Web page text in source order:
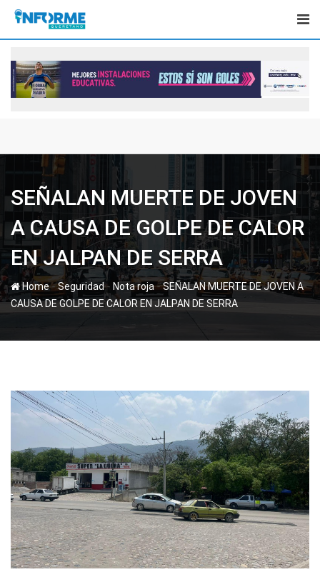
Skip
content
SEÑALAN MUERTE DE JOVEN
A CAUSA DE GOLPE DE CALOR
EN JALPAN DE SERRA
Home-Seguridad- Nota roja-SEÑALAN MUERTE DE JOVEN A
CAUSA DE GOLPE DE CALOR EN JALPAN DE SERRA